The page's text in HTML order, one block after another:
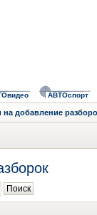
АВТОспорт
на добавление